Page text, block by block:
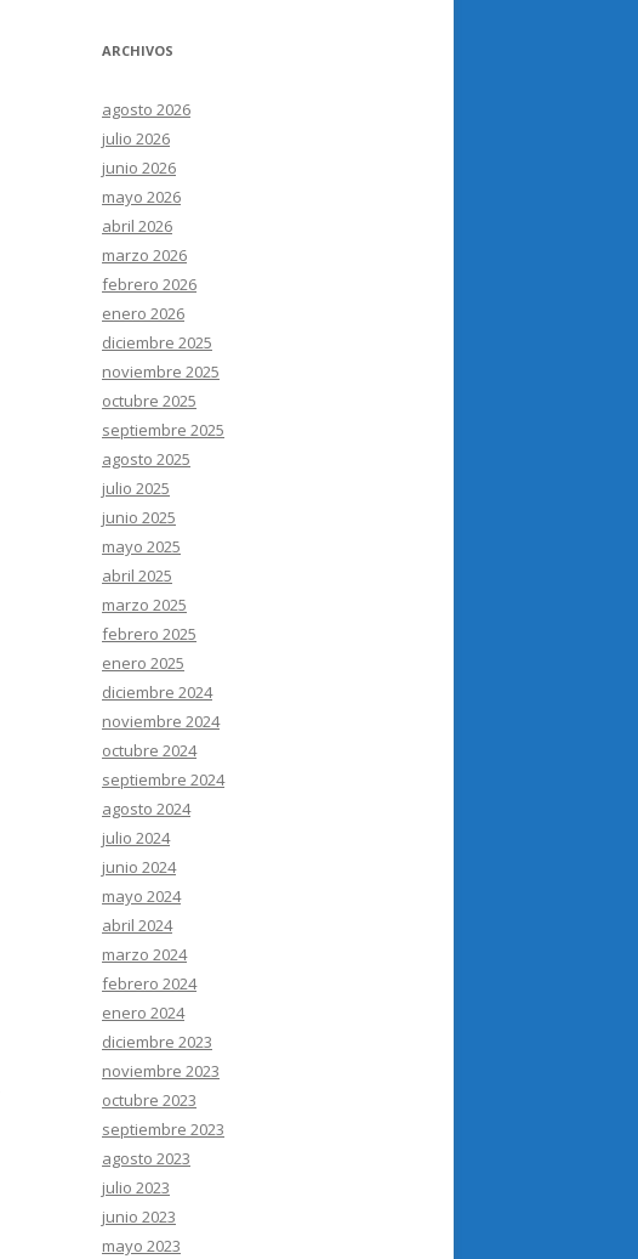
ARCHIVOS
agosto 2026
julio 2026
junio 2026
mayo 2026
abril 2026
marzo 2026
febrero 2026
enero 2026
diciembre 2025
noviembre 2025
octubre 2025
septiembre 2025
agosto 2025
julio 2025
junio 2025
mayo 2025
abril 2025
marzo 2025
febrero 2025
enero 2025
diciembre 2024
noviembre 2024
octubre 2024
septiembre 2024
agosto 2024
julio 2024
junio 2024
mayo 2024
abril 2024
marzo 2024
febrero 2024
enero 2024
diciembre 2023
noviembre 2023
octubre 2023
septiembre 2023
agosto 2023
julio 2023
junio 2023
mayo 2023